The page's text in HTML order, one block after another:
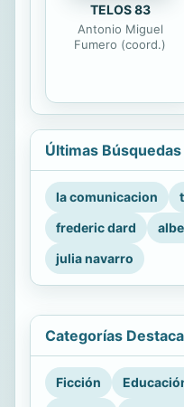
TELOS 83
Antonio Miguel
Fumero (coord.)
Últimas Búsquedas
la comunicacion
frederic dard
julia navarro
Categorías
Ficción